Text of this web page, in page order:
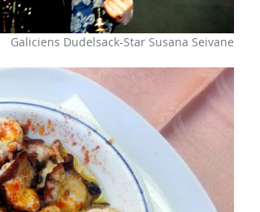
Galiciens Dudelsack-Star Susana Seivane